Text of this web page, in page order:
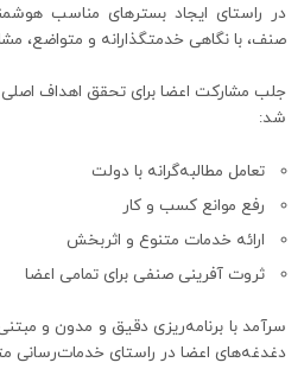
در راستای ایجاد بسترهای مناسب
صنف، با نگاهی خدمتگذارانه و متواضع،
جلب مشارکت اعضا برای تحقق اهداف اصلی
شد:
تعامل مطالبه‌گرانه با دولت
رفع موانع کسب و کار
ارائه خدمات متنوع و اثربخش
ثروت آفرینی صنفی برای تمامی اعضا
سرآمد با برنامه‌ریزی دقیق و مدون و
دغدغه‌های اعضا در راستای خدمات‌رسانی